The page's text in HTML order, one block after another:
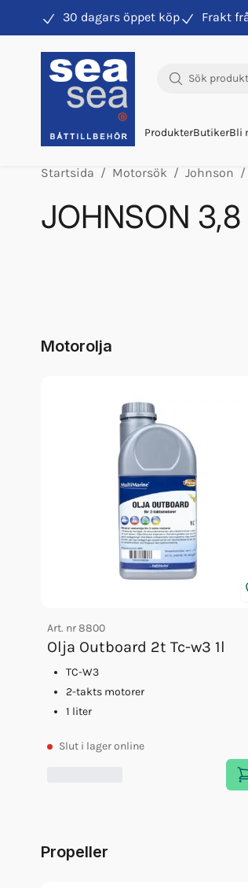
30 dagars öppet köp Frakt
ProdukterButikerBli
Hitta rätt produkter till din
Startsida Motorsök Johnson
JOHNSON
Brytpinne 1.5,3,3.8,4 John+
Motorolja
Art. nr8800
Olja Outboard 2t Tc-w3 1l
TC-W3
2-takts motorer
1 liter
Slut i lager online
Propeller